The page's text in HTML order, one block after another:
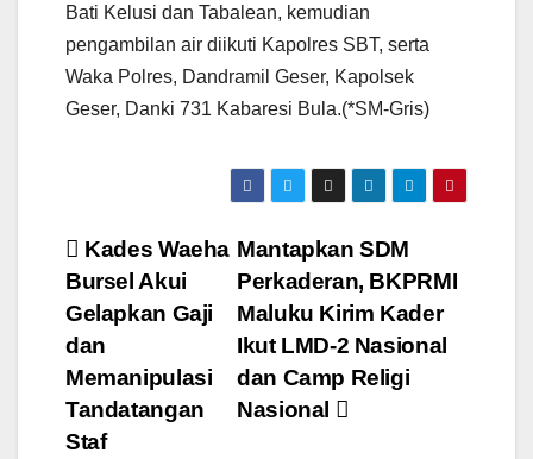
Bati Kelusi dan Tabalean, kemudian
pengambilan air diikuti Kapolres SBT, serta
Waka Polres, Dandramil Geser, Kapolsek
Geser, Danki 731 Kabaresi Bula.(*SM-Gris)
Navigasi
pos
Mantapkan SDM
Perkaderan, BKPRMI
Maluku Kirim Kader
Ikut LMD-2 Nasional
dan Camp Religi
Nasional
Kades Waeha
Bursel Akui
Gelapkan Gaji
dan
Memanipulasi
Tandatangan
Staf